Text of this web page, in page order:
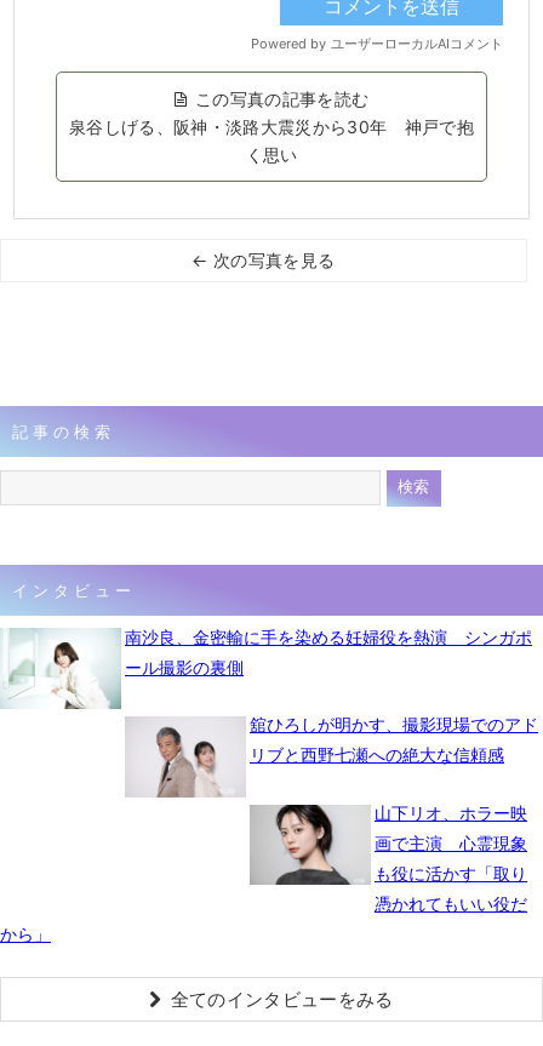
この写真の記事を読む
泉谷しげる、阪神・淡路大震災から30年 神戸で抱
く思い
← 次の写真を見る
記事の検索
インタビュー
南沙良、金密輸に手を染める妊婦役を熱演 シンガポ
ール撮影の裏側
舘ひろしが明かす、撮影現場でのアド
リブと西野七瀬への絶大な信頼感
山下リオ、ホラー映
画で主演 心霊現象
も役に活かす「取り
憑かれてもいい役だ
から」
全てのインタビューをみる